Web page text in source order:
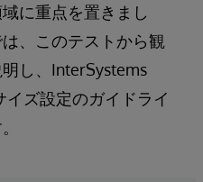
に重点を置きまし
、このテストから観
し、InterSystems
イズ設定のガイドライ